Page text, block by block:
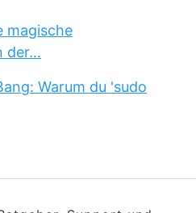
magische
der…
Warum du 'sudo